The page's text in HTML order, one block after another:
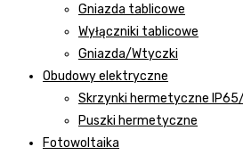
Gniazda tablicowe
Wyłączniki tablicowe
Gniazda/Wtyczki
Obudowy elektryczne
Skrzynki hermetyczne
Puszki hermetyczne
Fotowoltaika